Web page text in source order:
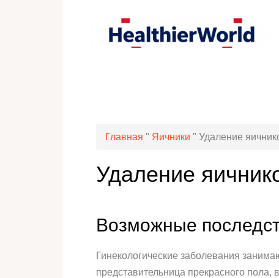
Главная " Яичники " Удаление
Удаление
Возможные
Гинекологические заболевания
представительница прекрасного пола,